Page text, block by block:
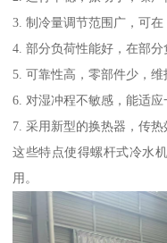
3. 制冷量调节范围广，可
4. 部分负荷性能好，在部分
5. 可靠性高，零部件少，维
6. 对湿冲程不敏感，能适应
7. 采用新型的换热器，传热
这些特点使得螺杆式冷水
用。